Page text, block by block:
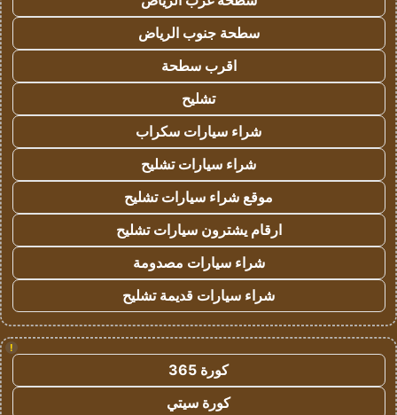
سطحة جنوب الرياض
اقرب سطحة
تشليح
شراء سيارات سكراب
شراء سيارات تشليح
موقع شراء سيارات تشليح
ارقام يشترون سيارات تشليح
شراء سيارات مصدومة
شراء سيارات قديمة تشليح
!
كورة 365
كورة سيتي